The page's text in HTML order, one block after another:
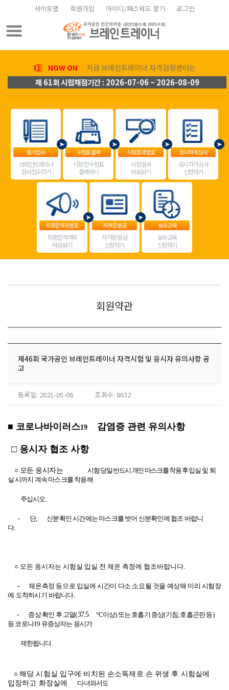
사이트맵 회원가입 아이디/패스워드 찾기 로그인
NOW ON 지금 브레인트레이너 자격검정센터는
제 61회 시험채점기간 : 2026-07-06 ~ 2026-08-09
원서접수
브레인트레이너
원서접수하기
수험표 출력
시험 전 수험표
출력하기
시험결과 발표
시험결과
바로보기
응시자격 심사
응시자격 심사
신청하기
최종합격자 발표
최종합격 여부
바로보기
자격증 발급
자격증 발급
신청하기
보수교육
보수교육
신청하기
회원약관
제46회 국가공인 브레인트레이너 자격시험 및 응시자 유의사항 공
고
등록일: 2021-05-06 조회수: 8632
■ 코로나바이러스19 감염증 관련 유의사항
□ 응시자 협조 사항
○ 모든 응시자는 시험 당일 반드시 개인 마스크를 착용 후입실 및 퇴
실 시까지 계속 마스크를 착용해
주십시오.
- 단,
신분확인 시간에는 마스크를 벗어 신분확인에 협조 바랍니
다.
○ 모든 응시자는 시험실 입실 전 체온 측정에 협조바랍니다.
-
체온측정 등으로 입실에 시간이 다소 소요될 것을 예상해 미리 시험장
에 도착하시기 바랍니다.
- 증상 확인 후 고열(37.5 °C이상) 또는 호흡기 증상(기침,호흡곤란 등)
등 코로나19 유증상자는 응시가
제한됩니다.
○ 해당 시험실 입구에 비치된 손소독제로 손 위생 후 시험실에
입장하고 화장실에
다녀와서도